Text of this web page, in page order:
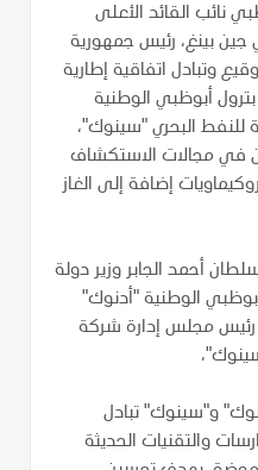
نائب القائد الأعلى
بينغ، رئيس جمهورية
وتبادل اتفاقية إطارية
أبوظبي الوطنية
للنفط البحري "سينوك"،
في مجالات الاستكشاف
إضافة إلى الغاز
أحمد الجابر وزير دولة
الوطنية "أدنوك"
رئيس مجلس إدارة شركة
و"سينوك" تبادل
والتقنيات الحديثة